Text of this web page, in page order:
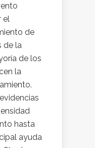
el
de
de la
de los
la
hasta
ayuda